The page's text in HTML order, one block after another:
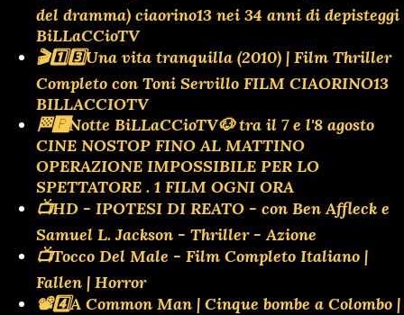
del dramma) ciaorino13 nei 34 anni di depisteggi
BiLLaCCioTV
🎬1️⃣3️⃣Una vita tranquilla (2010) | Film Thriller
Completo con Toni Servillo FILM CIAORINO13
BILLACCIOTV
🏁🅿️Notte BiLLaCCioTV🐶 tra il 7 e l'8 agosto
CINE NOSTOP FINO AL MATTINO
OPERAZIONE IMPOSSIBILE PER LO
SPETTATORE . 1 FILM OGNI ORA
📺HD - IPOTESI DI REATO - con Ben Affleck e
Samuel L. Jackson - Thriller - Azione
📺Tocco Del Male - Film Completo Italiano |
Fallen | Horror
📽️4️⃣A Common Man | Cinque bombe a Colombo |